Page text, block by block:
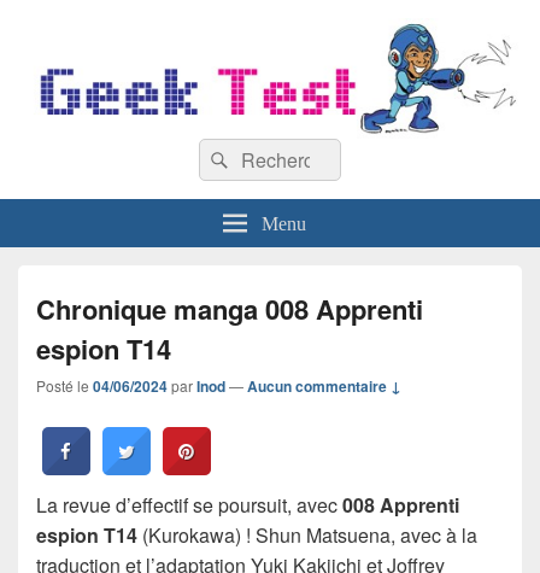
Recherche :
Rechercher
Menu
Chronique manga 008 Apprenti
espion T14
Posté le 04/06/2024parInod—Aucun commentaire ↓
La revue d’effectif se poursuit, avec008 Apprenti
espion T14 (Kurokawa) ! Shun Matsuena, avec à la
traduction et l’adaptation Yuki Kakiichi et Joffrey